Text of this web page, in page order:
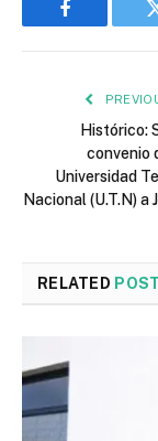
Facebook
Histórico:
convenio
Universidad
Nacional (U.T.N) a
RELATED